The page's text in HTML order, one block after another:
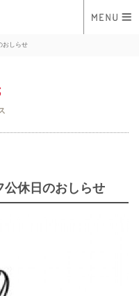
おしらせ
休日のおしらせ